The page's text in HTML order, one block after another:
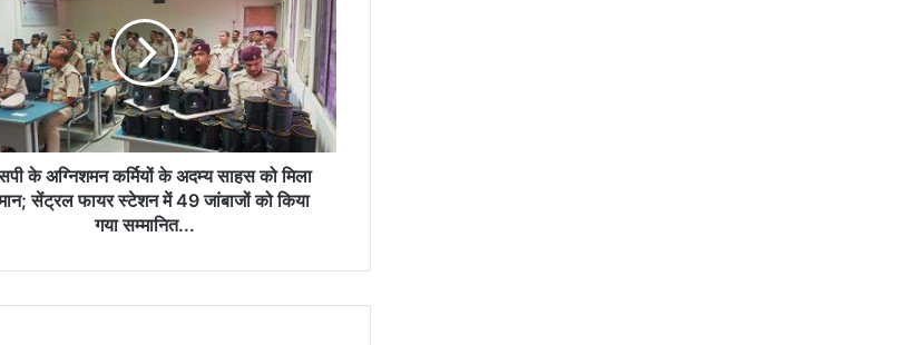
डील पर ट्रंप ने नेतन्याहू को दिया जवाब
सऊदी से न्यूक्लियर डील पर ट्रंप की नई शर्त, बोले-
पहले इजरायल से रिश्ते सुधारो, तभी मिलेगी मंजूरी…
के अग्निशमन कर्मियों के अदम्य साहस को मिला
सेंट्रल फायर स्टेशन में 49 जांबाजों को किया
गया सम्मानित...